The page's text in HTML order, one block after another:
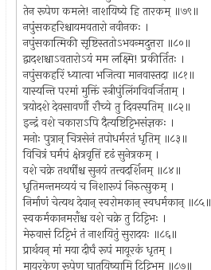
तेन रूपेण कमले! नाशयिष्ये हि तारकम् ॥७९॥
नपुंसकहरिश्चायमवतारो नवीनकः ।
नपुंसकात्मिकी सृष्टिस्ततोऽभवन्मदुत्तरा ॥८०॥
द्वादशश्चाऽवतारोऽयं मम लक्ष्मि! प्रकीर्तितः ।
नपुंसकहरिं ध्यात्वा भजित्वा मानवास्तदा ॥८१॥
यास्यन्ति परमां मुक्तिं स्त्रीपुंलिंगविवर्जिताम् ।
त्रयोदशे देवसावर्णौ रौच्ये तु दिवस्पतिम् ॥८२॥
इन्द्रं वशे चकाराऽपि दैत्यष्टिट्टिभसंज्ञकः ।
मनोः पुत्रान् चित्रसेनं तपोधर्मरतं धृतिम् ॥८३॥
विचित्रं घर्मपं क्षेत्रवृत्तिं दृढं सुनेत्रकम् ।
वशे चक्रे तथर्षींश्च सुनयं तत्त्वदर्शिनम् ॥८४॥
धृतिमन्तमव्ययं च निशारूपं निरुत्सुकम् ।
निर्माणं चेत्यथ देवान् स्वरोमकान् स्वधर्मकान् ॥८५॥
स्वकर्मकानमराँश्च वशे चक्रे तु टिट्टिभः ।
मेरुवासं टिट्टिभं तं नाशयितुं सुरादयः ॥८६॥
प्रार्थयन् मां मया दीर्घं रूपं मायूरकं धृतम् ।
मायूरकेण रूपेण घातयिष्यामि टिट्टिभम् ॥८७॥